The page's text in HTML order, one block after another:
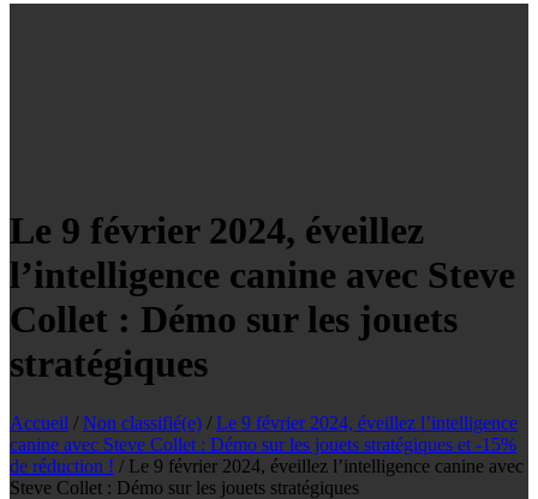
Le 9 février 2024, éveillez
l’intelligence canine avec Steve
Collet : Démo sur les jouets
stratégiques
Accueil / Non classifié(e) / Le 9 février 2024, éveillez l’intelligence
canine avec Steve Collet : Démo sur les jouets stratégiques et -15%
de réduction ! / Le 9 février 2024, éveillez l’intelligence canine avec
Steve Collet : Démo sur les jouets stratégiques